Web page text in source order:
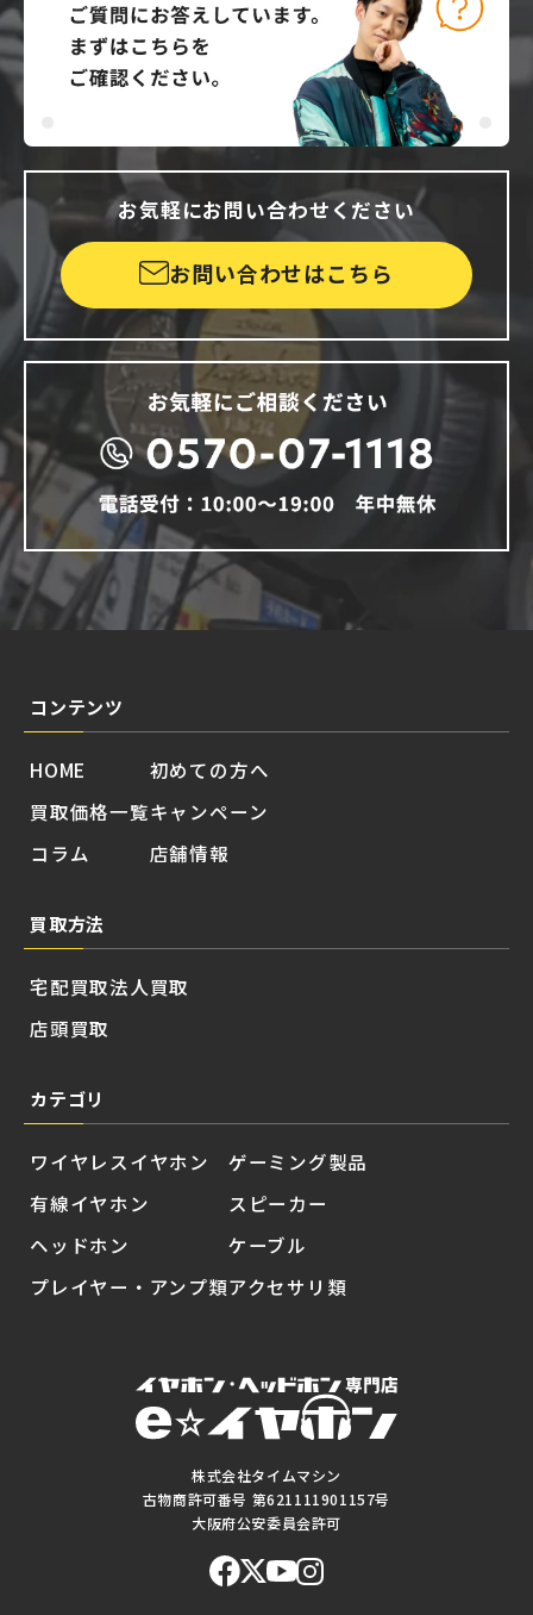
お気軽にお問い合わせください
お問い合わせはこちら
株式会社タイムマシン
古物商許可番号 第621111901157号
大阪府公安委員会許可
コンテンツ
HOME
買取価格一覧
コラム
初めての方へ
キャンペーン
店舗情報
買取方法
宅配買取
店頭買取
法人買取
カテゴリ
ワイヤレスイヤホン
有線イヤホン
ヘッドホン
プレイヤー・アンプ類
ゲーミング製品
スピーカー
ケーブル
アクセサリ類